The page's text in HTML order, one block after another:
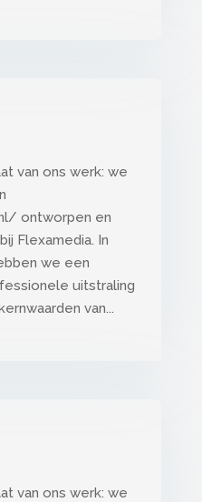
van ons werk: we
ontworpen en
Flexamedia. In
we een
uitstraling
van...
van ons werk: we